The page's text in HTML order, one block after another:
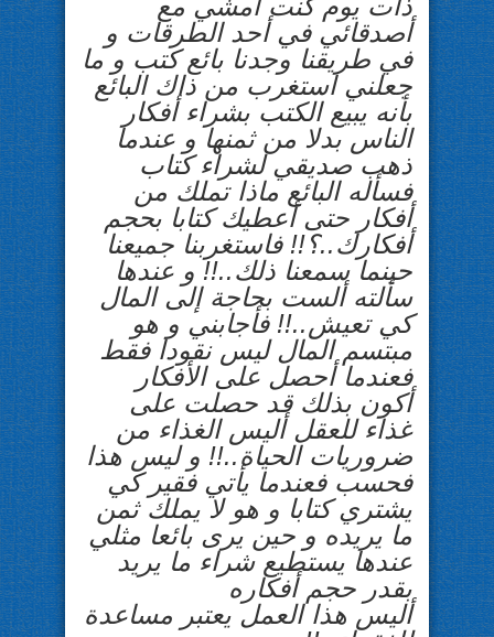
ذات يوم كنت أمشي مع
أصدقائي في أحد الطرقات و
في طريقنا وجدنا بائع كتب و ما
جعلني استغرب من ذاك البائع
بأنه يبيع الكتب بشراء أفكار
الناس بدلا من ثمنها و عندما
ذهب صديقي لشراء كتاب
فسأله البائع ماذا تملك من
أفكار حتى أعطيك كتابا بحجم
أفكارك..؟!! فاستغربنا جميعنا
حينما سمعنا ذلك..!! و عندها
سألته ألست بحاجة إلى المال
كي تعيش..!! فأجابني و هو
مبتسم المال ليس نقودا فقط
فعندما أحصل على الأفكار
أكون بذلك قد حصلت على
غذاء للعقل أليس الغذاء من
ضروريات الحياة..!! و ليس هذا
فحسب فعندما يأتي فقير كي
يشتري كتابا و هو لا يملك ثمن
ما يريده و حين يرى بائعا مثلي
عندها يستطيع شراء ما يريد
بقدر حجم أفكاره
أليس هذا العمل يعتبر مساعدة